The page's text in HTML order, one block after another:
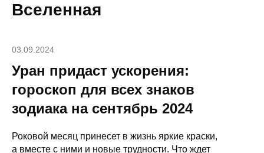
Вселенная
03.09.2024
Уран придаст ускорения:
гороскоп для всех знаков
зодиака на сентябрь 2024
Роковой месяц принесет в жизнь яркие краски,
а вместе с ними и новые трудности. Что ждет